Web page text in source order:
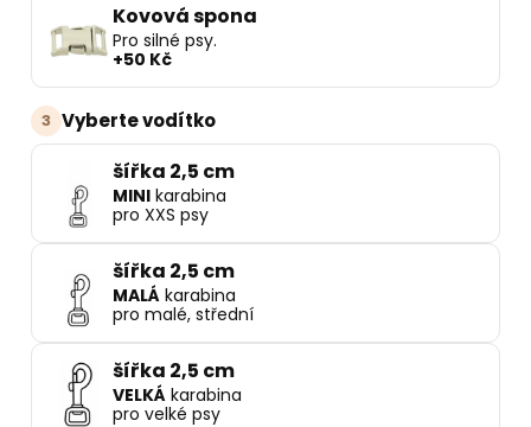
Kovová spona
Pro silné psy.
+50 Kč
3 Vyberte vodítko
šířka 2,5 cm
MINI karabina
pro XXS psy
šířka 2,5 cm
MALÁ karabina
pro malé, střední
šířka 2,5 cm
VELKÁ karabina
pro velké psy